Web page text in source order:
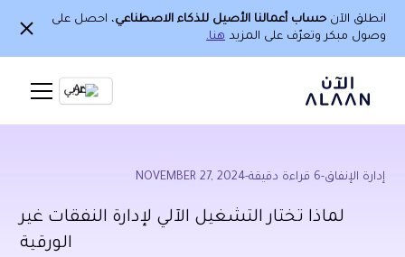
انطلق الآن حساب أعمالنا الأصيل للذكاء الاصطناعي، احصل على
وصول مبكر وتعرّف على المزيد هنا.
Ar
إدارة الإنفاق-
6 قراءة دقيقة-
NOVEMBER 27, 2024
لماذا تختار التشغيل الآلي لإدارة النفقات غير
الورقية